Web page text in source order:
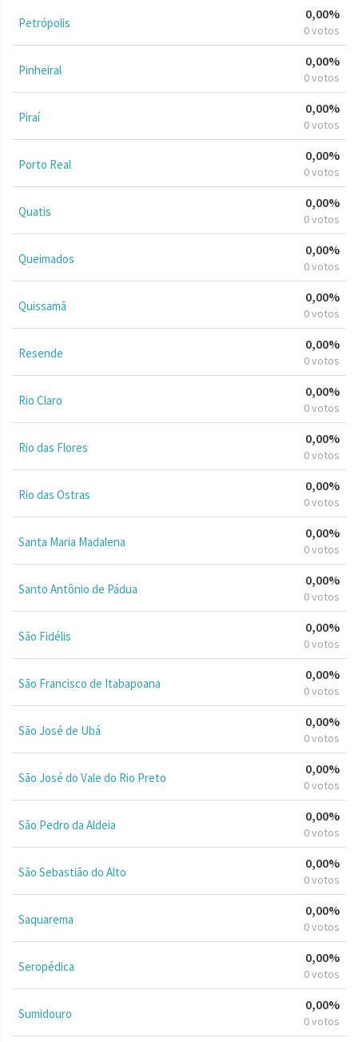
Petrópolis
0,00%
0 votos
Pinheiral
0,00%
0 votos
Piraí
0,00%
0 votos
Porto Real
0,00%
0 votos
Quatis
0,00%
0 votos
Queimados
0,00%
0 votos
Quissamã
0,00%
0 votos
Resende
0,00%
0 votos
Rio Claro
0,00%
0 votos
Rio das Flores
0,00%
0 votos
Rio das Ostras
0,00%
0 votos
Santa Maria Madalena
0,00%
0 votos
Santo Antônio de Pádua
0,00%
0 votos
São Fidélis
0,00%
0 votos
São Francisco de Itabapoana
0,00%
0 votos
São José de Ubá
0,00%
0 votos
São José do Vale do Rio Preto
0,00%
0 votos
São Pedro da Aldeia
0,00%
0 votos
São Sebastião do Alto
0,00%
0 votos
Saquarema
0,00%
0 votos
Seropédica
0,00%
0 votos
Sumidouro
0,00%
0 votos